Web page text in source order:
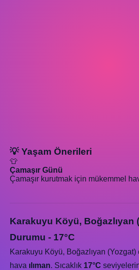
💡 Yaşam Önerileri
👕
Çamaşır Günü
Çamaşır kurutmak için mükemmel
Karakuyu Köyü, Boğazlıyan
Durumu - 17°C
Karakuyu Köyü, Boğazlıyan
hava ılıman. Sıcaklık 17°C